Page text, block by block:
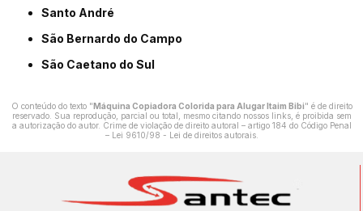
Santo André
São Bernardo do Campo
São Caetano do Sul
O conteúdo do texto "Máquina Copiadora Colorida para Alugar Itaim Bibi" é de direito
reservado. Sua reprodução, parcial ou total, mesmo citando nossos links, é proibida sem
a autorização do autor. Crime de violação de direito autoral – artigo 184 do Código Penal
– Lei 9610/98 - Lei de direitos autorais.